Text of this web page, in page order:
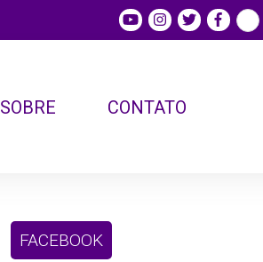
SOBRE CONTATO
FACEBOOK